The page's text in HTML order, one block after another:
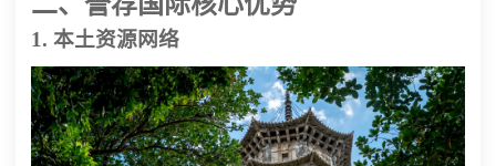
1. 本土资源网络